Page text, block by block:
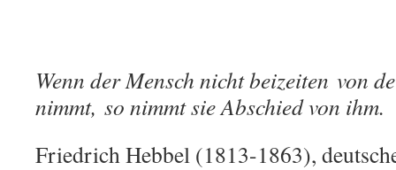
Wenn der Mensch nicht beizeiten von
nimmt, so nimmt sie Abschied von ihm.
Friedrich Hebbel (1813-1863),